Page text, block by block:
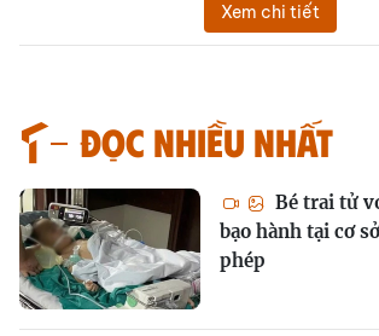
Xem chi tiết
Đọc nhiều nhất
Bé trai tử
bạo hành tại cơ
phép